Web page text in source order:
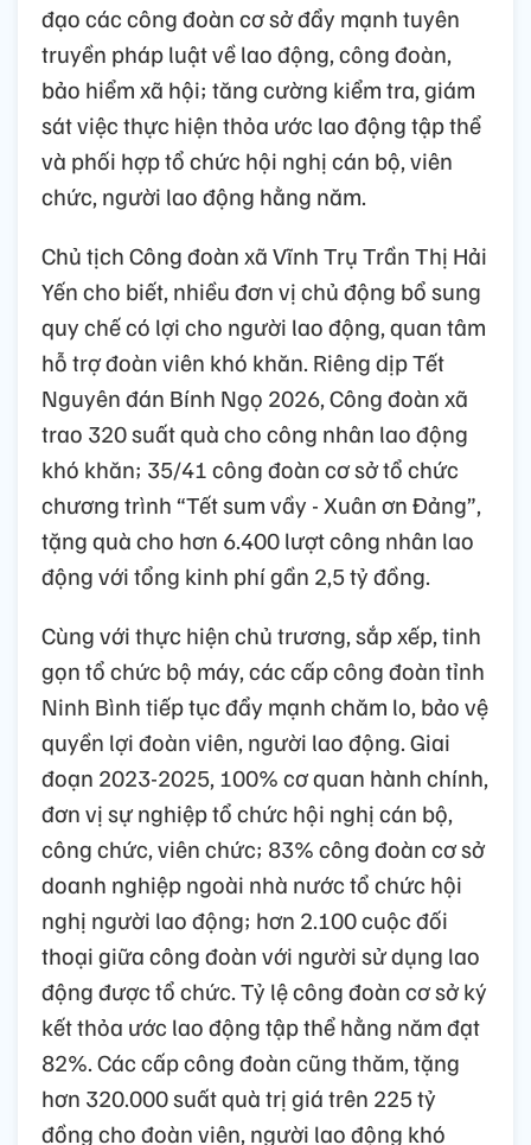
đạo các công đoàn cơ sở đẩy mạnh tuyên
truyền pháp luật về lao động, công đoàn,
bảo hiểm xã hội; tăng cường kiểm tra, giám
sát việc thực hiện thỏa ước lao động tập thể
và phối hợp tổ chức hội nghị cán bộ, viên
chức, người lao động hằng năm.
Chủ tịch Công đoàn xã Vĩnh Trụ Trần Thị Hải
Yến cho biết, nhiều đơn vị chủ động bổ sung
quy chế có lợi cho người lao động, quan tâm
hỗ trợ đoàn viên khó khăn. Riêng dịp Tết
Nguyên đán Bính Ngọ 2026, Công đoàn xã
trao 320 suất quà cho công nhân lao động
khó khăn; 35/41 công đoàn cơ sở tổ chức
chương trình “Tết sum vầy - Xuân ơn Đảng”,
tặng quà cho hơn 6.400 lượt công nhân lao
động với tổng kinh phí gần 2,5 tỷ đồng.
Cùng với thực hiện chủ trương, sắp xếp, tinh
gọn tổ chức bộ máy, các cấp công đoàn tỉnh
Ninh Bình tiếp tục đẩy mạnh chăm lo, bảo vệ
quyền lợi đoàn viên, người lao động. Giai
đoạn 2023-2025, 100% cơ quan hành chính,
đơn vị sự nghiệp tổ chức hội nghị cán bộ,
công chức, viên chức; 83% công đoàn cơ sở
doanh nghiệp ngoài nhà nước tổ chức hội
nghị người lao động; hơn 2.100 cuộc đối
thoại giữa công đoàn với người sử dụng lao
động được tổ chức. Tỷ lệ công đoàn cơ sở ký
kết thỏa ước lao động tập thể hằng năm đạt
82%. Các cấp công đoàn cũng thăm, tặng
hơn 320.000 suất quà trị giá trên 225 tỷ
đồng cho đoàn viên, người lao động khó